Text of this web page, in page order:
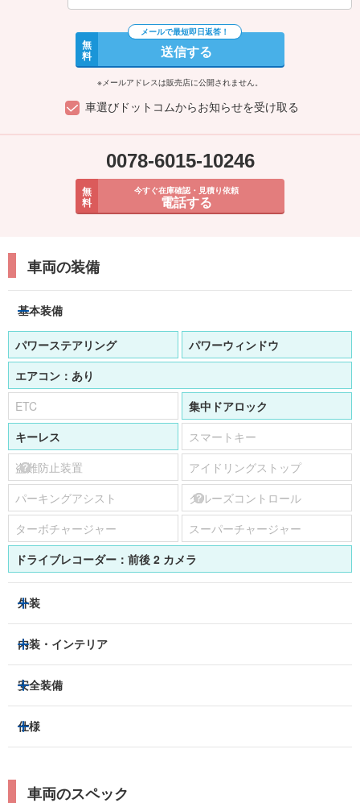
無
料 送信する
※メールアドレスは販売店に公開されません。
車選びドットコムからお知らせを受け取る
0078-6015-10246
無
料
今すぐ在庫確認・見積り依頼
電話する
車両の装備
基本装備
パワーステアリング
パワーウィンドウ
エアコン： あり
ETC
集中ドアロック
キーレス
スマートキー
盗難防止装置
アイドリングストップ
パーキングアシスト
クルーズコントロール
ターボチャージャー
スーパーチャージャー
ドライブレコーダー： 前後 2 カメラ
外装
HIDヘッドライト
アルミホイール：15インチ
サンルーフ/ガラスルーフ
ルーフレール
内装・インテリア
3列シート
ベンチシート
パワーシート
安全装備
トラクションコントロール
レーンキープアシスト
横滑り防止装置
衝突被害軽減プレーキ
仕様
車両のスペック